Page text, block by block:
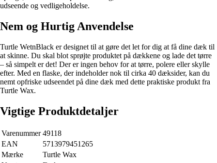
udseende og vedligeholdelse.
Nem og Hurtig Anvendelse
Turtle WetnBlack er designet til at gøre det let for dig at få dine dæk til
at skinne. Du skal blot sprøjte produktet på dækkene og lade det tørre
– så simpelt er det! Der er ingen behov for at tørre, polere eller skylle
efter. Med en flaske, der indeholder nok til cirka 40 dæksider, kan du
nemt opfriske udseendet på dine dæk med dette praktiske produkt fra
Turtle Wax.
Vigtige Produktdetaljer
Varenummer 49118
EAN
5713979451265
Mærke
Turtle Wax